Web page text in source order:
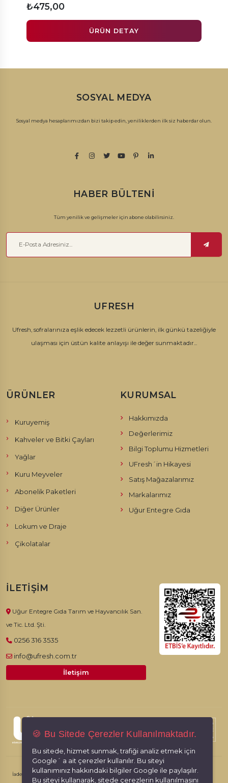
₺475,00
ÜRÜN DETAY
SOSYAL MEDYA
Sosyal medya hesaplarımızdan bizi takip edin, yeniliklerden ilk siz haberdar olun.
HABER BÜLTENI
Tüm yenilik ve gelişmeler için abone olabilirsiniz.
UFRESH
Ufresh, sofralarınıza eşlik edecek lezzetli ürünlerin, ilk günkü tazeliğiyle
ulaşması için üstün kalite anlayışı ile değer sunmaktadır...
ÜRÜNLER
Kuruyemiş
Kahveler ve Bitki Çayları
Yağlar
Kuru Meyveler
Abonelik Paketleri
Diğer Ürünler
Lokum ve Draje
Çikolatalar
KURUMSAL
Hakkımızda
Değerlerimiz
Bilgi Toplumu Hizmetleri
UFresh´in Hikayesi
Satış Mağazalarımız
Markalarımız
Uğur Entegre Gıda
İLETIŞIM
Uğur Entegre Gıda Tarım ve Hayvancılık San.
ve Tic. Ltd. Şti.
0256 316 3535
info@ufresh.com.tr
İletişim
© 2026, Ufresh. Tüm hakları saklıdır.
İade İptal Şartları Kişisel Verilerin Korunması Gizlilik İlkeleri
🍪 Bu Sitede Çerezler Kullanılmaktadır.
Bu sitede, hizmet sunmak, trafiği analiz etmek için
Google´ a ait çerezler kullanılır. Bu siteyi
kullanımınız hakkındaki bilgiler Google ile paylaşılır.
Bu siteyi kullanarak, sitede çerezlerin kullanılmasını